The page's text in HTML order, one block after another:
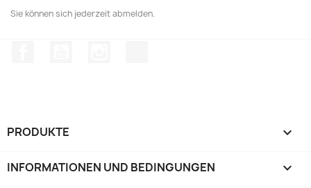
Sie können sich jederzeit abmelden.
PRODUKTE 
INFORMATIONEN UND BEDINGUNGEN 